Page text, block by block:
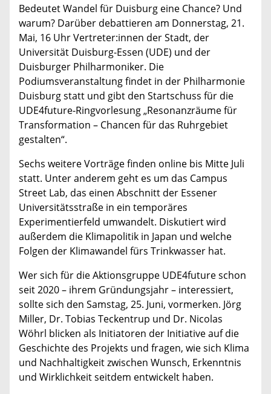
Bedeutet Wandel für Duisburg eine Chance? Und
warum? Darüber debattieren am Donnerstag, 21.
Mai, 16 Uhr Vertreter:innen der Stadt, der
Universität Duisburg-Essen (UDE) und der
Duisburger Philharmoniker. Die
Podiumsveranstaltung findet in der Philharmonie
Duisburg statt und gibt den Startschuss für die
UDE4future-Ringvorlesung „Resonanzräume für
Transformation – Chancen für das Ruhrgebiet
gestalten“.
Sechs weitere Vorträge finden online bis Mitte Juli
statt. Unter anderem geht es um das Campus
Street Lab, das einen Abschnitt der Essener
Universitätsstraße in ein temporäres
Experimentierfeld umwandelt. Diskutiert wird
außerdem die Klimapolitik in Japan und welche
Folgen der Klimawandel fürs Trinkwasser hat.
Wer sich für die Aktionsgruppe UDE4future schon
seit 2020 – ihrem Gründungsjahr – interessiert,
sollte sich den Samstag, 25. Juni, vormerken. Jörg
Miller, Dr. Tobias Teckentrup und Dr. Nicolas
Wöhrl blicken als Initiatoren der Initiative auf die
Geschichte des Projekts und fragen, wie sich Klima
und Nachhaltigkeit zwischen Wunsch, Erkenntnis
und Wirklichkeit seitdem entwickelt haben.